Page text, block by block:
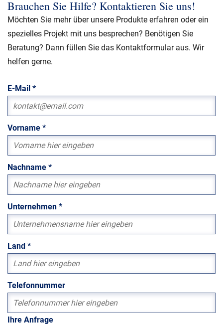
Brauchen Sie Hilfe? Kontaktieren Sie uns!
Möchten Sie mehr über unsere Produkte erfahren oder ein
spezielles Projekt mit uns besprechen? Benötigen Sie
Beratung? Dann füllen Sie das Kontaktformular aus. Wir
helfen gerne.
E-Mail *
Vorname *
Nachname *
Unternehmen *
Land *
Telefonnummer
Ihre Anfrage